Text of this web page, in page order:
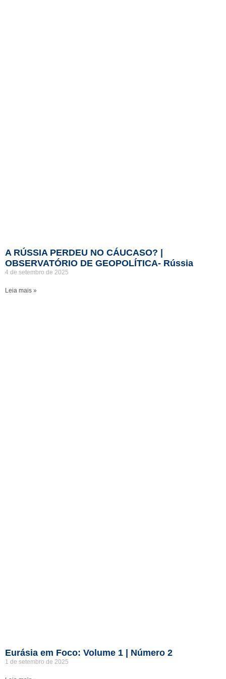
A RÚSSIA PERDEU NO CÁUCASO? |
OBSERVATÓRIO DE GEOPOLÍTICA- Rússia
4 de setembro de 2025
Leia mais »
Eurásia em Foco: Volume 1 | Número 2
1 de setembro de 2025